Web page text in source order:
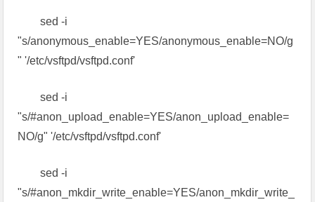
sed -i
"s/anonymous_enable=YES/anonymous_enable=NO/g
" '/etc/vsftpd/vsftpd.conf'
sed -i
"s/#anon_upload_enable=YES/anon_upload_enable=
NO/g" '/etc/vsftpd/vsftpd.conf'
sed -i
"s/#anon_mkdir_write_enable=YES/anon_mkdir_write_